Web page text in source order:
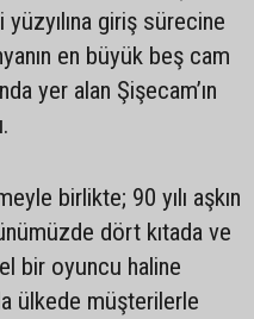
yüzyılına giriş sürecine
en büyük beş cam
yer alan Şişecam’ın
birlikte; 90 yılı aşkın
dört kıtada ve
bir oyuncu haline
ülkede müşterilerle